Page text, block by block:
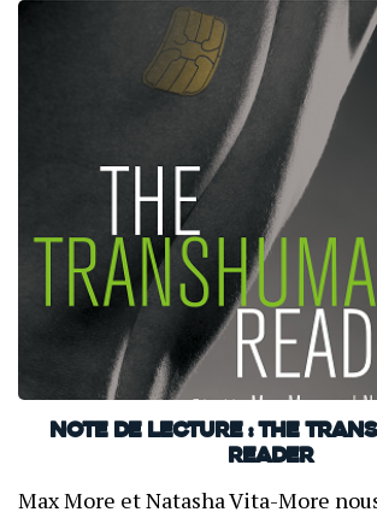
Note de lecture : The
Reader
Max More et Natasha Vita-More